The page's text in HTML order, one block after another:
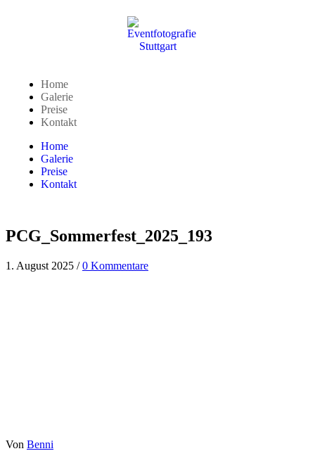
Home
Galerie
Preise
Kontakt
Home
Galerie
Preise
Kontakt
PCG_Sommerfest_2025_193
1. August 2025 / 0 Kommentare
Von Benni